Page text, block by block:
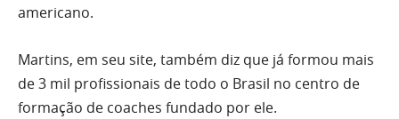
americano.
Martins, em seu site, também diz que já formou mais
de 3 mil profissionais de todo o Brasil no centro de
formação de coaches fundado por ele.